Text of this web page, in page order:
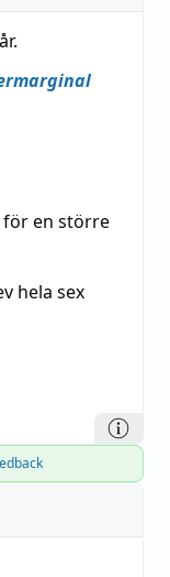
för en större
hela sex